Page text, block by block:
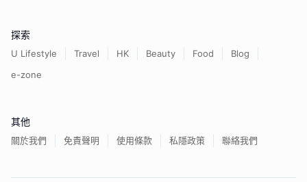
探索
U Lifestyle Travel HK Beauty Food
Blog
e-zone
其他
關於我們 免責聲明 使用條款 私隱政策 聯絡我們